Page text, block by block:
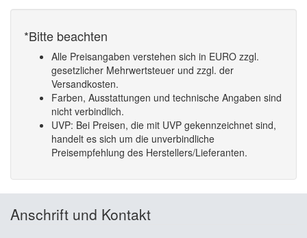
*Bitte beachten
Alle Preisangaben verstehen sich in EURO zzgl.
gesetzlicher Mehrwertsteuer und zzgl. der
Versandkosten.
Farben, Ausstattungen und technische Angaben sind
nicht verbindlich.
UVP: Bei Preisen, die mit UVP gekennzeichnet sind,
handelt es sich um die unverbindliche
Preisempfehlung des Herstellers/Lieferanten.
Anschrift und Kontakt